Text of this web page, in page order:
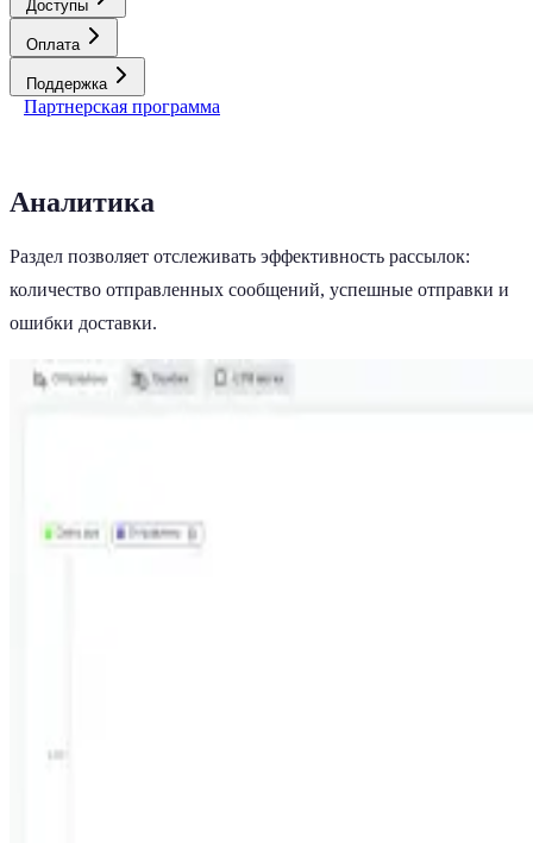
Доступы
Оплата
Поддержка
Партнерская программа
Аналитика
Раздел позволяет отслеживать эффективность рассылок:
количество отправленных сообщений, успешные отправки и
ошибки доставки.